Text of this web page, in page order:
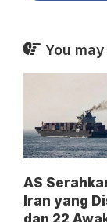
You
AS
Iran yang
dan 22